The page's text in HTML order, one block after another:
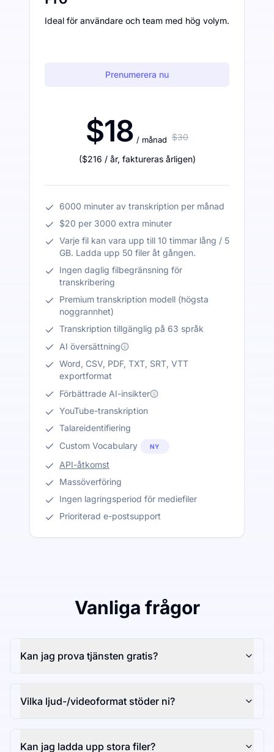
Ideal för användare och team med hög volym.
Prenumerera nu
$18 / månad $30
($216 / år, faktureras årligen)
6000 minuter av transkription per månad
$20 per 3000 extra minuter
Varje fil kan vara upp till 10 timmar lång / 5
GB. Ladda upp 50 filer åt gången.
Ingen daglig filbegränsning för
transkribering
Premium transkription modell (högsta
noggrannhet)
Transkription tillgänglig på 63 språk
AI översättning
Word, CSV, PDF, TXT, SRT, VTT
exportformat
Förbättrade AI-insikter
YouTube-transkription
Talareidentifiering
Custom Vocabulary
NY
API-åtkomst
Massöverföring
Ingen lagringsperiod för mediefiler
Prioriterad e-postsupport
Vanliga frågor
Kan jag prova tjänsten gratis?
Vilka ljud-/videoformat stöder ni?
Kan jag ladda upp stora filer?